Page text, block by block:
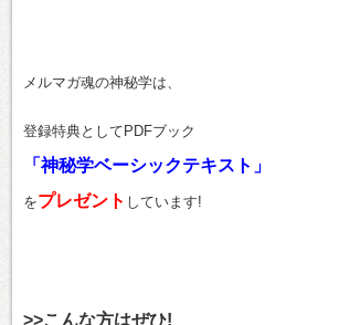
メルマガ魂の神秘学は、
登録特典としてPDFブック
「神秘学ベーシックテキスト」
をプレゼント しています!
>>こんな方はぜひ!